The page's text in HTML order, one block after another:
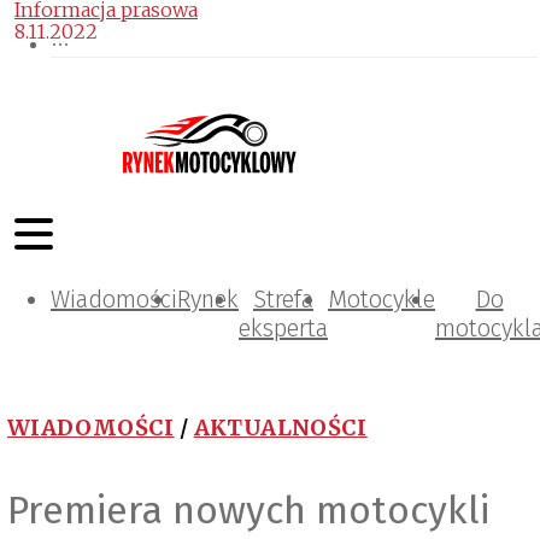
WiadomościRynek Strefa
eksperta
Motocykle
Do
WIADOMOŚCI / AKTUALNOŚCI
Premiera nowych motocykli
Informacja prasowa
8.11.2022